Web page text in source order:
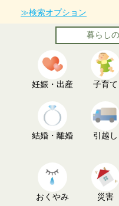
≫検索オプション
暮らし
妊娠・出産 子育て
結婚・離婚 引越し
おくやみ 災害